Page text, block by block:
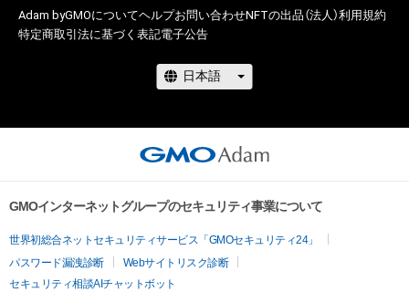
Adam byGMOについてヘルプお問い合わせNFTの出品（法人）利用規約
特定商取引法に基づく表記電子公告
GMOインターネットグループのセキュリティ事業について
世界初総合ネットセキュリティサービス「GMOセキュリティ24」
パスワード漏洩診断
Webサイトリスク診断
セキュリティ相談AIチャットボット